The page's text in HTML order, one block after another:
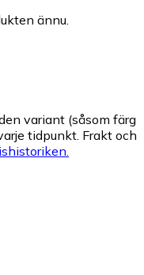
ännu.
variant (såsom färg
tidpunkt. Frakt och